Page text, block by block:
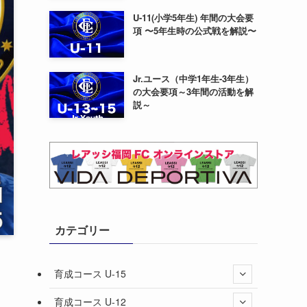
U-11(小学5年生) 年間の大会要
項 〜5年生時の公式戦を解説〜
Jr.ユース（中学1年生-3年生）
の大会要項～3年間の活動を解
説～
カテゴリー
育成コース U-15
育成コース U-12